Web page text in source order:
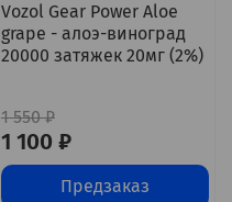
Vozol Gear Power Aloe
grape - алоэ-виноград
20000 затяжек 20мг (2%)
1 550 ₽
1 100 ₽
Предзаказ